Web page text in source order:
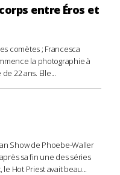
entre Éros et
comètes ; Francesca
la photographie à
22 ans. Elle...
Show de Phoebe-Waller
sa fin une des séries
Hot Priest avait beau...